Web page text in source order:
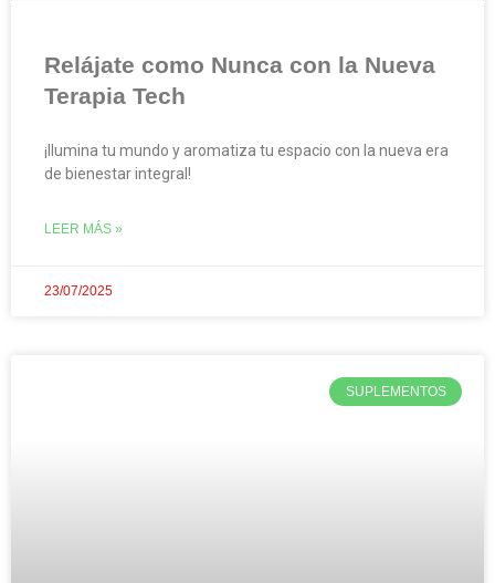
Relájate como Nunca con la Nueva
Terapia Tech
¡Ilumina tu mundo y aromatiza tu espacio con la nueva era
de bienestar integral!
LEER MÁS »
23/07/2025
SUPLEMENTOS